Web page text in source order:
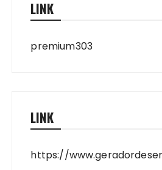
LINK
premium303
LINK
https://